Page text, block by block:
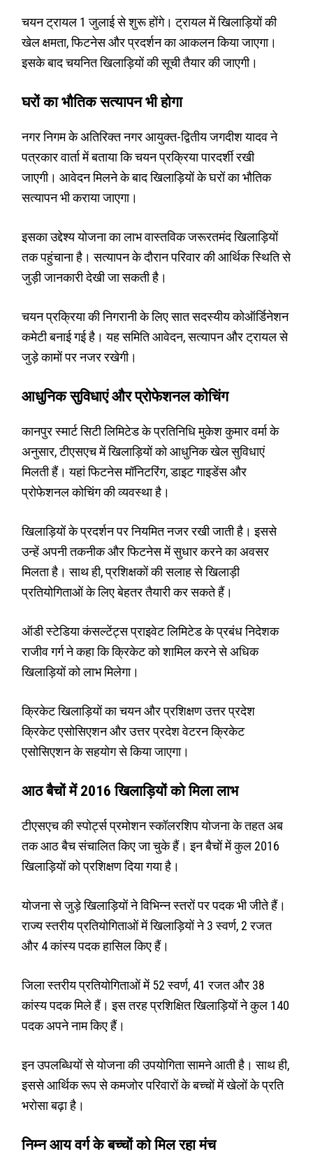
चयन ट्रायल 1 जुलाई से शुरू होंगे। ट्रायल में खिलाड़ियों की
खेल क्षमता, फिटनेस और प्रदर्शन का आकलन किया जाएगा।
इसके बाद चयनित खिलाड़ियों की सूची तैयार की जाएगी।
घरों का भौतिक सत्यापन भी होगा
नगर निगम के अतिरिक्त नगर आयुक्त-द्वितीय जगदीश यादव ने
पत्रकार वार्ता में बताया कि चयन प्रक्रिया पारदर्शी रखी
जाएगी। आवेदन मिलने के बाद खिलाड़ियों के घरों का भौतिक
सत्यापन भी कराया जाएगा।
इसका उद्देश्य योजना का लाभ वास्तविक जरूरतमंद खिलाड़ियों
तक पहुंचाना है। सत्यापन के दौरान परिवार की आर्थिक स्थिति से
जुड़ी जानकारी देखी जा सकती है।
चयन प्रक्रिया की निगरानी के लिए सात सदस्यीय कोऑर्डिनेशन
कमेटी बनाई गई है। यह समिति आवेदन, सत्यापन और ट्रायल से
जुड़े कामों पर नजर रखेगी।
आधुनिक सुविधाएं और प्रोफेशनल कोचिंग
कानपुर स्मार्ट सिटी लिमिटेड के प्रतिनिधि मुकेश कुमार वर्मा के
अनुसार, टीएसएच में खिलाड़ियों को आधुनिक खेल सुविधाएं
मिलती हैं। यहां फिटनेस मॉनिटरिंग, डाइट गाइडेंस और
प्रोफेशनल कोचिंग की व्यवस्था है।
खिलाड़ियों के प्रदर्शन पर नियमित नजर रखी जाती है। इससे
उन्हें अपनी तकनीक और फिटनेस में सुधार करने का अवसर
मिलता है। साथ ही, प्रशिक्षकों की सलाह से खिलाड़ी
प्रतियोगिताओं के लिए बेहतर तैयारी कर सकते हैं।
ऑडी स्टेडिया कंसल्टेंट्स प्राइवेट लिमिटेड के प्रबंध निदेशक
राजीव गर्ग ने कहा कि क्रिकेट को शामिल करने से अधिक
खिलाड़ियों को लाभ मिलेगा।
क्रिकेट खिलाड़ियों का चयन और प्रशिक्षण उत्तर प्रदेश
क्रिकेट एसोसिएशन और उत्तर प्रदेश वेटरन क्रिकेट
एसोसिएशन के सहयोग से किया जाएगा।
आठ बैचों में 2016 खिलाड़ियों को मिला लाभ
टीएसएच की स्पोर्ट्स प्रमोशन स्कॉलरशिप योजना के तहत अब
तक आठ बैच संचालित किए जा चुके हैं। इन बैचों में कुल 2016
खिलाड़ियों को प्रशिक्षण दिया गया है।
योजना से जुड़े खिलाड़ियों ने विभिन्न स्तरों पर पदक भी जीते हैं।
राज्य स्तरीय प्रतियोगिताओं में खिलाड़ियों ने 3 स्वर्ण, 2 रजत
और 4 कांस्य पदक हासिल किए हैं।
जिला स्तरीय प्रतियोगिताओं में 52 स्वर्ण, 41 रजत और 38
कांस्य पदक मिले हैं। इस तरह प्रशिक्षित खिलाड़ियों ने कुल 140
पदक अपने नाम किए हैं।
इन उपलब्धियों से योजना की उपयोगिता सामने आती है। साथ ही,
इससे आर्थिक रूप से कमजोर परिवारों के बच्चों में खेलों के प्रति
भरोसा बढ़ा है।
निम्न आय वर्ग के बच्चों को मिल रहा मंच